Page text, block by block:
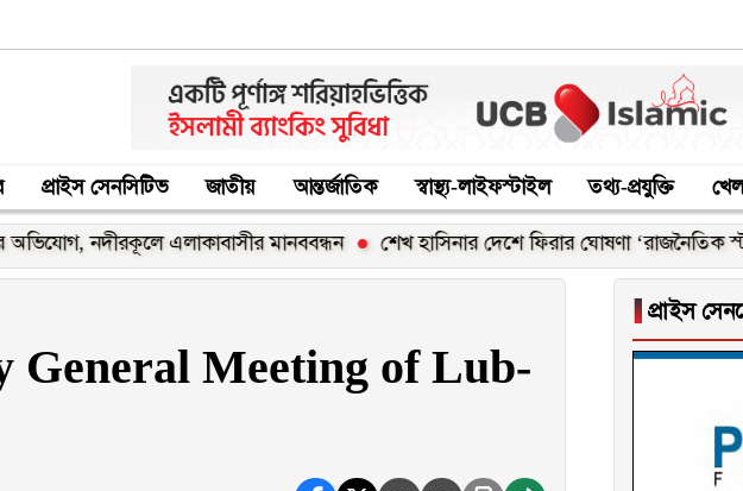
প্রাইস সেনসিটিভ জাতীয় আন্তর্জাতিক স্বাস্থ্য-লাইফস্টাইল তথ্য-প্রযুক্তি
নদীরকূলে এলাকাবাসীর মানববন্ধন শেখ হাসিনার দেশে ফিরার ঘোষণা ‘রাজনৈতিক
Meeting of Lub-
▐ প্রাইস